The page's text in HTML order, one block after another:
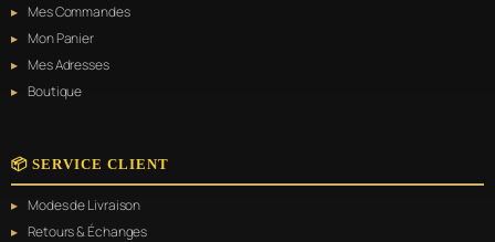
Mes Commandes
Mon Panier
Mes Adresses
Boutique
📦 SERVICE CLIENT
Modes de Livraison
Retours & Échanges